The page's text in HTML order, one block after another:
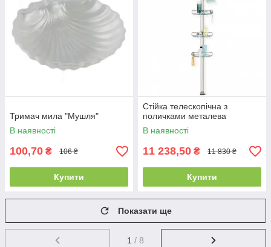
Тримач мила "Мушля"
В наявності
100,70 ₴ 106 ₴
Купити
Стійка телескопічна з
поличками металева
В наявності
11 238,50 ₴ 11 830 ₴
Купити
Показати ще
1 / 8